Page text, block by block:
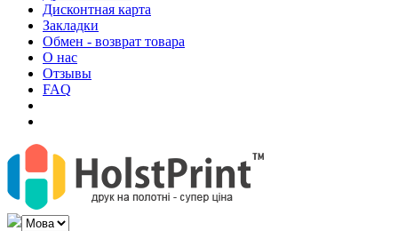
Дисконтная карта
Закладки
Обмен - возврат товара
О нас
Отзывы
FAQ